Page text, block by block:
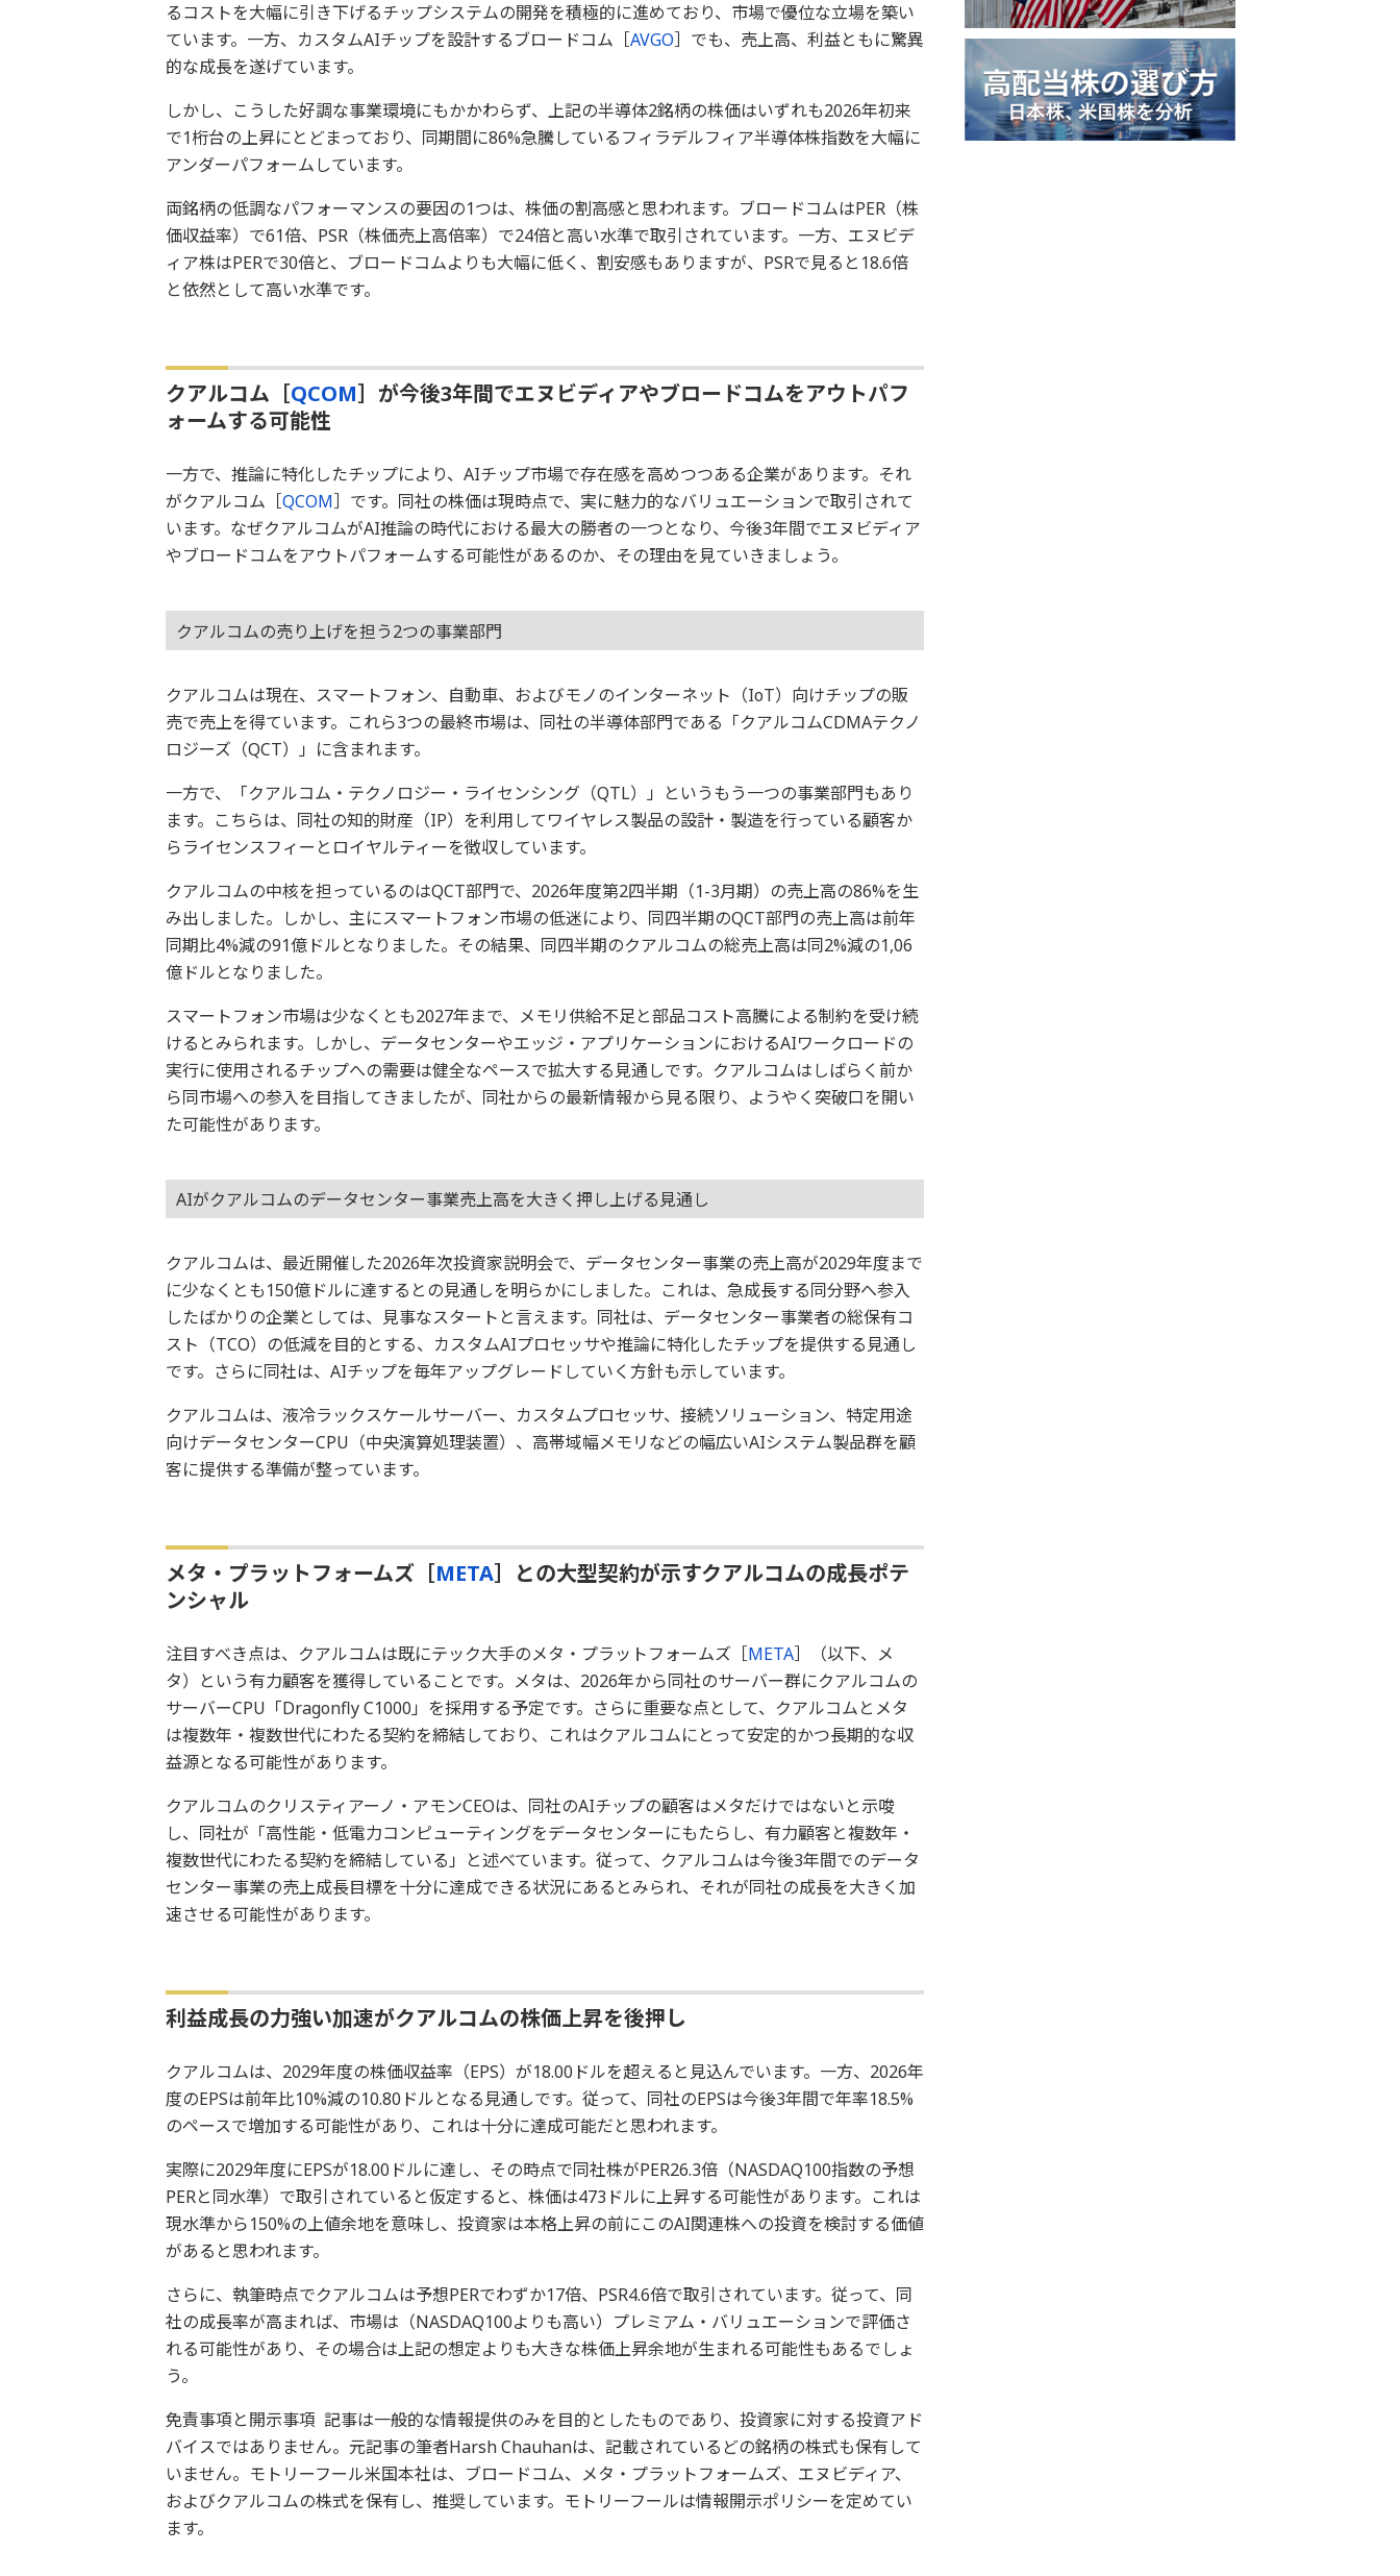
るコストを大幅に引き下げるチップシステムの開発を積極的に進めており、市場で優位な立場を築い
ています。一方、カスタムAIチップを設計するブロードコム［AVGO］でも、売上高、利益ともに驚異
的な成長を遂げています。
しかし、こうした好調な事業環境にもかかわらず、上記の半導体2銘柄の株価はいずれも2026年初来
で1桁台の上昇にとどまっており、同期間に86%急騰しているフィラデルフィア半導体株指数を大幅に
アンダーパフォームしています。
両銘柄の低調なパフォーマンスの要因の1つは、株価の割高感と思われます。ブロードコムはPER（株
価収益率）で61倍、PSR（株価売上高倍率）で24倍と高い水準で取引されています。一方、エヌビデ
ィア株はPERで30倍と、ブロードコムよりも大幅に低く、割安感もありますが、PSRで見ると18.6倍
と依然として高い水準です。
クアルコム［QCOM］が今後3年間でエヌビディアやブロードコムをアウトパフ
ォームする可能性
一方で、推論に特化したチップにより、AIチップ市場で存在感を高めつつある企業があります。それ
がクアルコム［QCOM］です。同社の株価は現時点で、実に魅力的なバリュエーションで取引されて
います。なぜクアルコムがAI推論の時代における最大の勝者の一つとなり、今後3年間でエヌビディア
やブロードコムをアウトパフォームする可能性があるのか、その理由を見ていきましょう。
クアルコムの売り上げを担う2つの事業部門
クアルコムは現在、スマートフォン、自動車、およびモノのインターネット（IoT）向けチップの販
売で売上を得ています。これら3つの最終市場は、同社の半導体部門である「クアルコムCDMAテクノ
ロジーズ（QCT）」に含まれます。
一方で、「クアルコム・テクノロジー・ライセンシング（QTL）」というもう一つの事業部門もあり
ます。こちらは、同社の知的財産（IP）を利用してワイヤレス製品の設計・製造を行っている顧客か
らライセンスフィーとロイヤルティーを徴収しています。
クアルコムの中核を担っているのはQCT部門で、2026年度第2四半期（1-3月期）の売上高の86%を生
み出しました。しかし、主にスマートフォン市場の低迷により、同四半期のQCT部門の売上高は前年
同期比4%減の91億ドルとなりました。その結果、同四半期のクアルコムの総売上高は同2%減の1,06
億ドルとなりました。
スマートフォン市場は少なくとも2027年まで、メモリ供給不足と部品コスト高騰による制約を受け続
けるとみられます。しかし、データセンターやエッジ・アプリケーションにおけるAIワークロードの
実行に使用されるチップへの需要は健全なペースで拡大する見通しです。クアルコムはしばらく前か
ら同市場への参入を目指してきましたが、同社からの最新情報から見る限り、ようやく突破口を開い
た可能性があります。
AIがクアルコムのデータセンター事業売上高を大きく押し上げる見通し
クアルコムは、最近開催した2026年次投資家説明会で、データセンター事業の売上高が2029年度まで
に少なくとも150億ドルに達するとの見通しを明らかにしました。これは、急成長する同分野へ参入
したばかりの企業としては、見事なスタートと言えます。同社は、データセンター事業者の総保有コ
スト（TCO）の低減を目的とする、カスタムAIプロセッサや推論に特化したチップを提供する見通し
です。さらに同社は、AIチップを毎年アップグレードしていく方針も示しています。
クアルコムは、液冷ラックスケールサーバー、カスタムプロセッサ、接続ソリューション、特定用途
向けデータセンターCPU（中央演算処理装置）、高帯域幅メモリなどの幅広いAIシステム製品群を顧
客に提供する準備が整っています。
メタ・プラットフォームズ［META］との大型契約が示すクアルコムの成長ポテ
ンシャル
注目すべき点は、クアルコムは既にテック大手のメタ・プラットフォームズ［META］（以下、メ
タ）という有力顧客を獲得していることです。メタは、2026年から同社のサーバー群にクアルコムの
サーバーCPU「Dragonfly C1000」を採用する予定です。さらに重要な点として、クアルコムとメタ
は複数年・複数世代にわたる契約を締結しており、これはクアルコムにとって安定的かつ長期的な収
益源となる可能性があります。
クアルコムのクリスティアーノ・アモンCEOは、同社のAIチップの顧客はメタだけではないと示唆
し、同社が「高性能・低電力コンピューティングをデータセンターにもたらし、有力顧客と複数年・
複数世代にわたる契約を締結している」と述べています。従って、クアルコムは今後3年間でのデータ
センター事業の売上成長目標を十分に達成できる状況にあるとみられ、それが同社の成長を大きく加
速させる可能性があります。
利益成長の力強い加速がクアルコムの株価上昇を後押し
クアルコムは、2029年度の株価収益率（EPS）が18.00ドルを超えると見込んでいます。一方、2026年
度のEPSは前年比10%減の10.80ドルとなる見通しです。従って、同社のEPSは今後3年間で年率18.5%
のペースで増加する可能性があり、これは十分に達成可能だと思われます。
実際に2029年度にEPSが18.00ドルに達し、その時点で同社株がPER26.3倍（NASDAQ100指数の予想
PERと同水準）で取引されていると仮定すると、株価は473ドルに上昇する可能性があります。これは
現水準から150%の上値余地を意味し、投資家は本格上昇の前にこのAI関連株への投資を検討する価値
があると思われます。
さらに、執筆時点でクアルコムは予想PERでわずか17倍、PSR4.6倍で取引されています。従って、同
社の成長率が高まれば、市場は（NASDAQ100よりも高い）プレミアム・バリュエーションで評価さ
れる可能性があり、その場合は上記の想定よりも大きな株価上昇余地が生まれる可能性もあるでしょ
う。
免責事項と開示事項 記事は一般的な情報提供のみを目的としたものであり、投資家に対する投資アド
バイスではありません。元記事の筆者Harsh Chauhanは、記載されているどの銘柄の株式も保有して
いません。モトリーフール米国本社は、ブロードコム、メタ・プラットフォームズ、エヌビディア、
およびクアルコムの株式を保有し、推奨しています。モトリーフールは情報開示ポリシーを定めてい
ます。